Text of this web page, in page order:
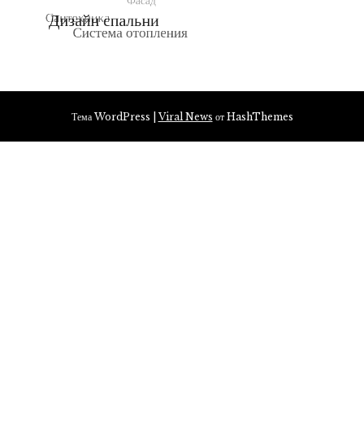
Тема WordPress |Viral News от HashThemes